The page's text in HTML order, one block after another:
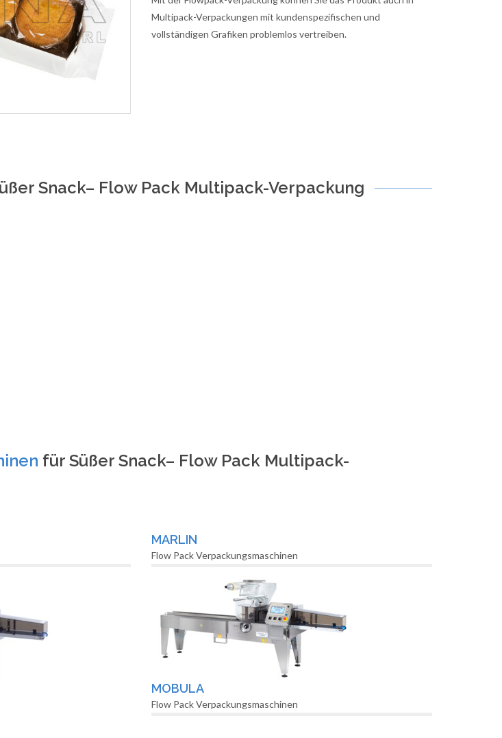
Multipack-Verpackungen mit kundenspezifischen und
vollständigen Grafiken problemlos vertreiben.
Snack– Flow Pack Multipack-Verpackung
für Süßer Snack– Flow Pack Multipack-
MARLIN
Flow Pack Verpackungsmaschinen
MOBULA
Flow Pack Verpackungsmaschinen